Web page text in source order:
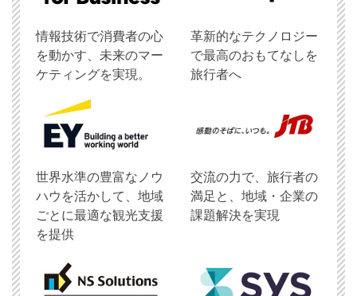
情報技術で消費者の心
を動かす、未来のマー
ケティングを実現。
革新的なテクノロジー
で最高のおもてなしを
旅行者へ
世界水準の豊富なノウ
ハウを活かして、地域
ごとに最適な観光支援
を提供
交流の力で、旅行者の
満足と、地域・企業の
課題解決を実現